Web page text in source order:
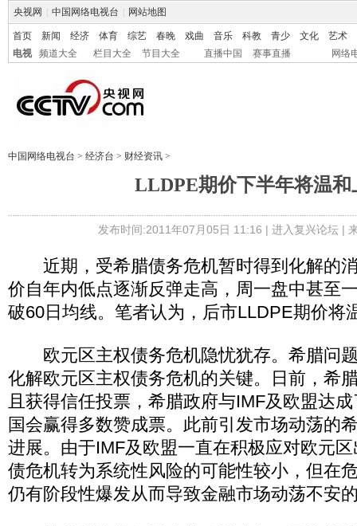
央视网 中国网络电视台 网站地图
首页 新闻 经济 体育 综艺 春晚 戏曲 音乐 科教 青少 文化
艺术
电视
频道大全 栏目大全 节目大全 直播中国 赛事直播 网络
中国网络电视台 > 经济台 > 财经资讯 >
LLDPE期价下半年将温和
发布时间:2011年07月05日 11:16 | 进入复兴论坛|
近期，受希腊债务危机暂时得到化解的
价自年内低点逐渐反弹走高，周一盘中甚至
破60日均线。笔者认为，后市LLDPE期价将
欧元区主权债务危机隐忧犹存。希腊问
化解欧元区主权债务危机的关键。日前，希
且获得信任投票，希腊政府与IMF及欧盟达
国会赢得多数赞成票。此前引发市场动荡的
进展。由于IMF及欧盟一直在积极应对欧元
债危机转为系统性风险的可能性较小，但在
仍有阶段性爆发从而导致金融市场动荡不安